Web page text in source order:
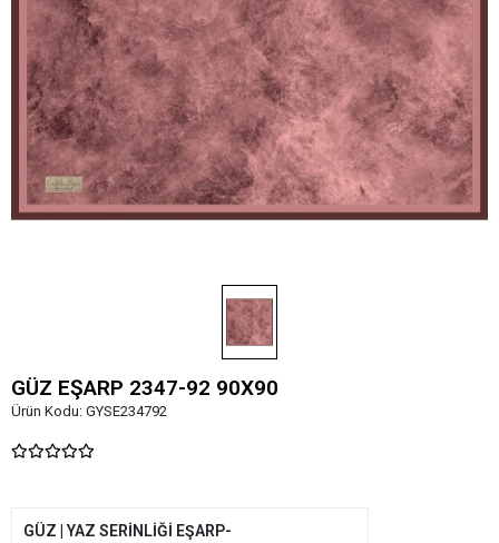
GÜZ EŞARP 2347-92 90X90
Ürün Kodu: GYSE234792
GÜZ | YAZ SERİNLİĞİ EŞARP-